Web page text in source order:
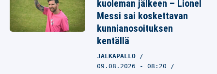
kuoleman jälkeen – Lionel
Messi sai koskettavan
kunnianosoituksen
kentällä
JALKAPALLO
09.08.2026 - 08:20